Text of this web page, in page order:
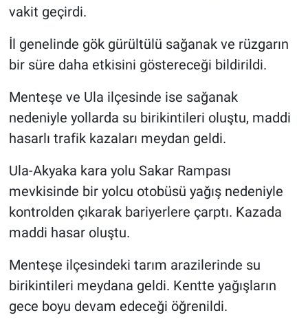
vakit geçirdi.
İl genelinde gök gürültülü sağanak ve rüzgarın
bir süre daha etkisini göstereceği bildirildi.
Menteşe ve Ula ilçesinde ise sağanak
nedeniyle yollarda su birikintileri oluştu, maddi
hasarlı trafik kazaları meydan geldi.
Ula-Akyaka kara yolu Sakar Rampası
mevkisinde bir yolcu otobüsü yağış nedeniyle
kontrolden çıkarak bariyerlere çarptı. Kazada
maddi hasar oluştu.
Menteşe ilçesindeki tarım arazilerinde su
birikintileri meydana geldi. Kentte yağışların
gece boyu devam edeceği öğrenildi.